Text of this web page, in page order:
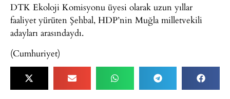
DTK Ekoloji Komisyonu üyesi olarak uzun yıllar
faaliyet yürüten Şehbal, HDP’nin Muğla milletvekili
adayları arasındaydı.
(Cumhuriyet)